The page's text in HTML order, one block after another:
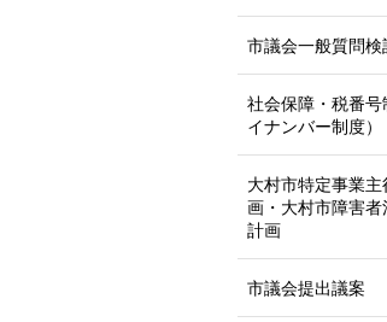
市議会一般質問検
社会保障・税番号
イナンバー制度）
大村市特定事業主
画・大村市障害者
計画
市議会提出議案